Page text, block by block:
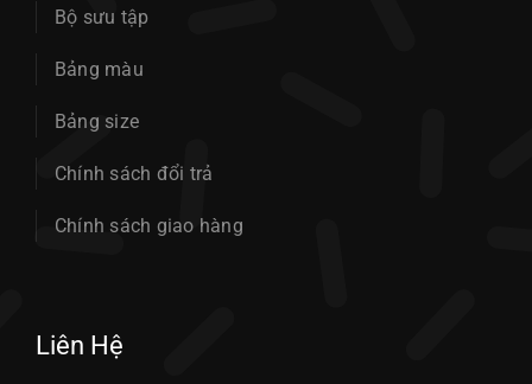
Bộ sưu tập
Bảng màu
Bảng size
Chính sách đổi trả
Chính sách giao hàng
Liên Hệ